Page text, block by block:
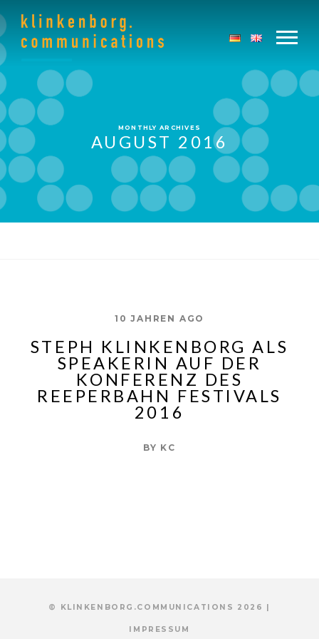
MONTHLY ARCHIVES
AUGUST 2016
10 JAHREN AGO
STEPH KLINKENBORG ALS
SPEAKERIN AUF DER
KONFERENZ DES
REEPERBAHN FESTIVALS
2016
BY KC
© KLINKENBORG.COMMUNICATIONS 2026 |
IMPRESSUM